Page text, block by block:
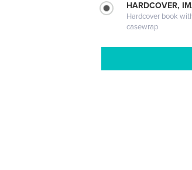
HARDCOVER,
Hardcover book
casewrap